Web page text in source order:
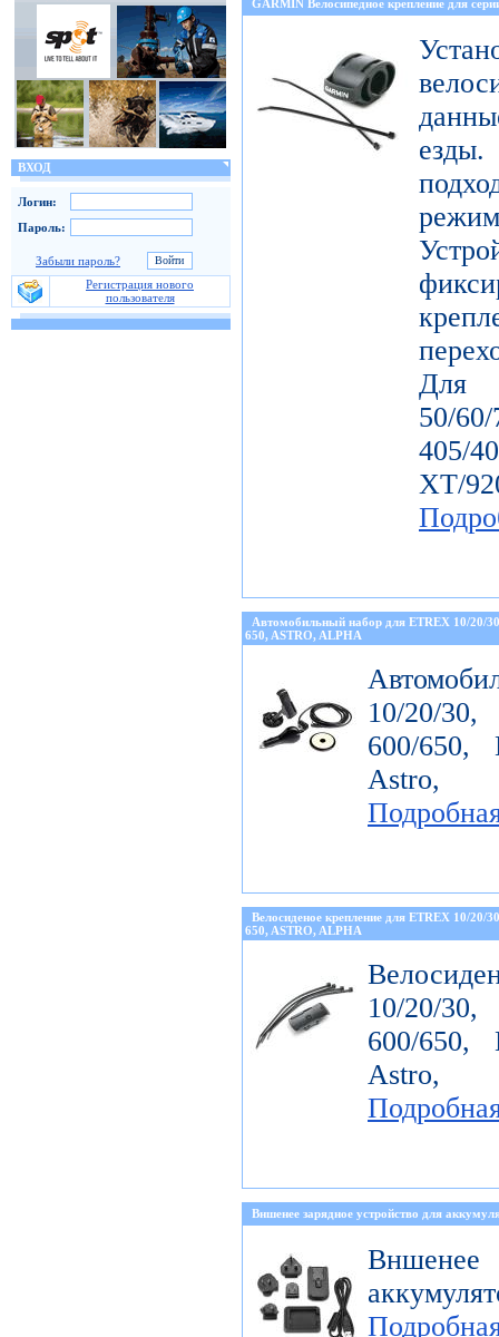
ВХОД
Логин:
Пароль:
Забыли пароль?
Регистрация нового
пользователя
GARMIN Велосипедное крепление для
50/
405/
ХТ/
Автомобильный набор для ETREX 10/20/
650, ASTRO, ALPHA
10/20/
600/650,
Astro,
Велосиденое крепление для ETREX 10/
650, ASTRO, ALPHA
10/20/
600/650,
Astro,
Вншенее зарядное устройство для
Вншенее